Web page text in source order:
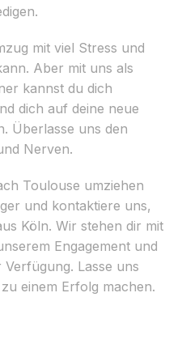
mit viel Stress und
Aber mit uns als
kannst du dich
dich auf deine neue
Überlasse uns den
Nerven.
Toulouse umziehen
und kontaktiere uns,
Köln. Wir stehen dir mit
Engagement und
Lasse uns
einem Erfolg machen.